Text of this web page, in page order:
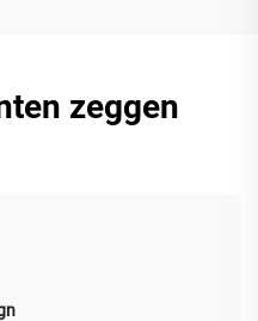
zeggen